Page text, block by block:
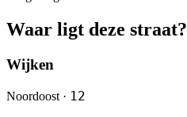
Waar ligt deze straat?
Wijken
Noordoost · 12